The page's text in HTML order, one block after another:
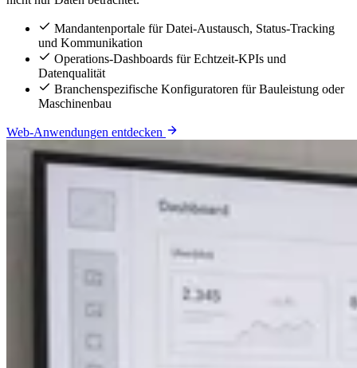
Mandantenportale für Datei-Austausch, Status-Tracking
und Kommunikation
Operations-Dashboards für Echtzeit-KPIs und
Datenqualität
Branchenspezifische Konfiguratoren für Bauleistung oder
Maschinenbau
Web-Anwendungen entdecken